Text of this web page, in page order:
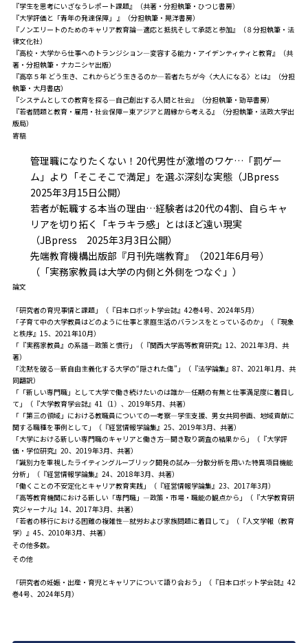
『学生を思考にいざなうレポート課題』（共著・分担執筆・ひつじ書房）
『大学評価と「青年の発達保障」 』（分担執筆・晃洋書房）
『ノンエリートのためのキャリア教育論―適応と抵抗そして承認と参加』（８分担執筆・法
律文化社）
『高校・大学から仕事へのトランジション―変容する能力・アイデンティティと教育』（共
著・分担執筆・ナカニシヤ出版）
『高卒５年 どう生き、これからどう生きるのか―若者たちが今〈大人になる〉とは』（分担
執筆・大月書店）
『システムとしての教育を探る―自己創出する人間と社会』（分担執筆・勁草書房）
『若者問題と教育・雇用・社会保障－東アジアと周縁から考える』（分担執筆・法政大学出
版局）
寄稿
管理職になりたくない！20代男性が激増のワケ…「罰ゲー
ム」より「そこそこで満足」を選ぶ深刻な実態（JBpress
2025年3月15日公開）
若者が転職する本当の理由…経験者は20代の4割、自らキャ
リアを切り拓く「キラキラ感」とはほど遠い現実
（JBpress 2025年3月3日公開）
先端教育機構出版部『月刊先端教育』（2021年6月号）
（「実務家教員は大学の内側と外側をつなぐ」）
論文
「研究者の育児事情と課題」（『日本ロボット学会誌』42巻4号、2024年5月）
「子育て中の大学教員はどのように仕事と家庭生活のバランスをとっているのか」（『現象
と秩序』15、2021年10月）
「『実務家教員』の系譜―政策と慣行」（『関西大学高等教育研究』12、2021年3月、共
著）
「沈黙を破る―新自由主義化する大学の“隠された傷”」（『法学論集』87、2021年1月、共
同翻訳）
「「新しい専門職」として大学で働き続けたいのは誰か―任期の有無と仕事満足度に着目し
て」（『大学教育学会誌』41（1）、2019年5月、共著）
「「第三の領域」における教職員についての一考察―学生支援、男女共同参画、地域貢献に
関する職種を事例として」（『経営情報学論集』25、2019年3月、共著）
「大学における新しい専門職のキャリアと働き方―聞き取り調査の結果から」（『大学評
価・学位研究』20、2019年3月、共著）
「識別力を重視したライティングルーブリック開発の試み―分散分析を用いた特異項目機能
分析」（『経営情報学論集』24、2018年3月、共著）
「働くことの不安定化とキャリア教育実践」（『経営情報学論集』23、2017年3月）
「高等教育機関における新しい「専門職」―政策・市場・職能の観点から」（『大学教育研
究ジャーナル』14、2017年3月、共著）
「若者の移行における困難の複雑性―就労および家族問題に着目して」（『人文学報（教育
学）』45、2010年3月、共著）
その他多数。
その他
「研究者の妊娠・出産・育児とキャリアについて語り合おう」（『日本ロボット学会誌』42
巻4号、2024年5月）